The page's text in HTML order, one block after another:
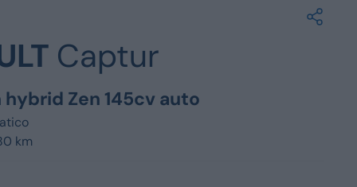
€ 35.000Captur
hybrid Zen 145cv auto
km